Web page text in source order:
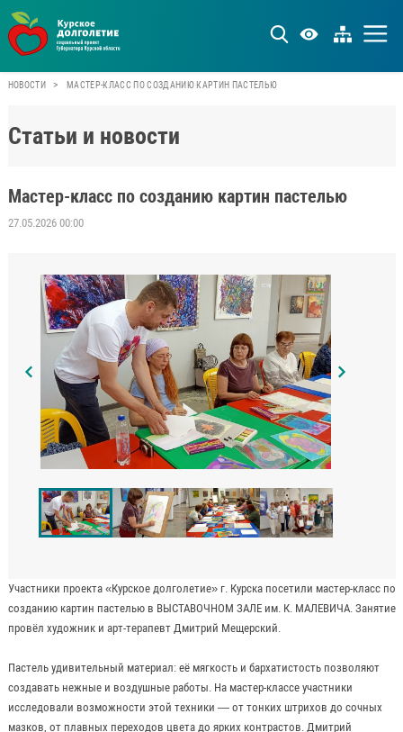
НОВОСТИ > МАСТЕР-КЛАСС ПО СОЗДАНИЮ КАРТИН ПАСТЕЛЬЮ
Статьи и новости
Мастер-класс по созданию картин пастелью
27.05.2026 00:00
Участники проекта «Курское долголетие» г. Курска посетили мастер-класс по
созданию картин пастелью в ВЫСТАВОЧНОМ ЗАЛЕ им. К. МАЛЕВИЧА. Занятие
провёл художник и арт-терапевт Дмитрий Мещерский.
Пастель удивительный материал: её мягкость и бархатистость позволяют
создавать нежные и воздушные работы. На мастер-классе участники
исследовали возможности этой техники — от тонких штрихов до сочных
мазков, от плавных переходов цвета до ярких контрастов. Дмитрий